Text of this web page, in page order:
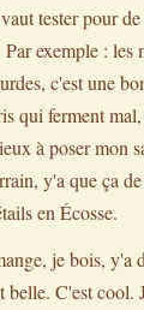
tester pour
exemple : les
c'est une
qui ferment
à poser mon
y'a que ça
en Écosse.
je bois, y'a
belle. C'est cool.